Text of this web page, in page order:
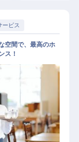
ービス
タッフ（フル
空間で、最高のホ
ス！